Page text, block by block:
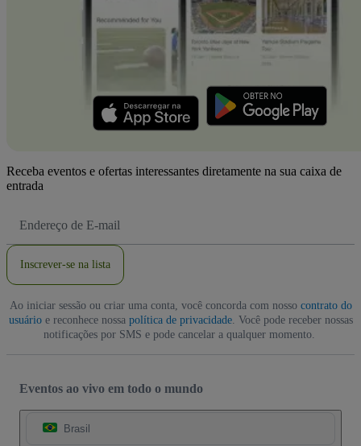
Receba eventos e ofertas interessantes diretamente na sua caixa de
entrada
de
Inscrever-se na lista
Ao iniciar sessão ou criar uma conta, você concorda com nosso contrato do
usuárioe reconhece nossa política de privacidade. Você pode receber nossas
notificações por SMS e pode cancelar a qualquer momento.
Eventos ao vivo em todo o mundo
Brasil